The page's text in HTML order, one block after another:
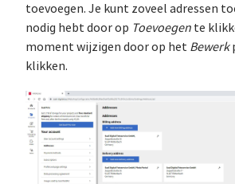
toevoegen. Je kunt zoveel adressen
nodig hebt door op Toevoegen te
moment wijzigen door op het Bewerk
klikken.